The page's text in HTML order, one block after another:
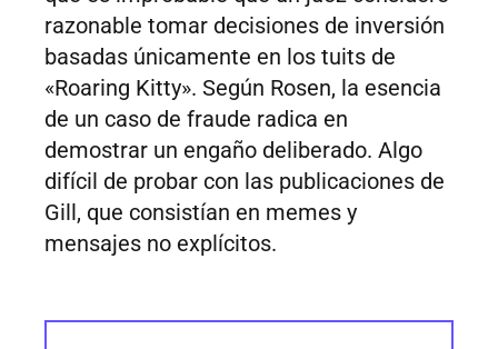
razonable tomar decisiones de inversión
basadas únicamente en los tuits de
«Roaring Kitty». Según Rosen, la esencia
de un caso de fraude radica en
demostrar un engaño deliberado. Algo
difícil de probar con las publicaciones de
Gill, que consistían en memes y
mensajes no explícitos.